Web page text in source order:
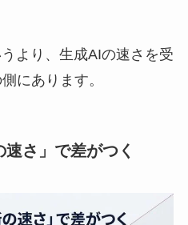
より、生成AIの速さを受
にあります。
さ」で差がつく